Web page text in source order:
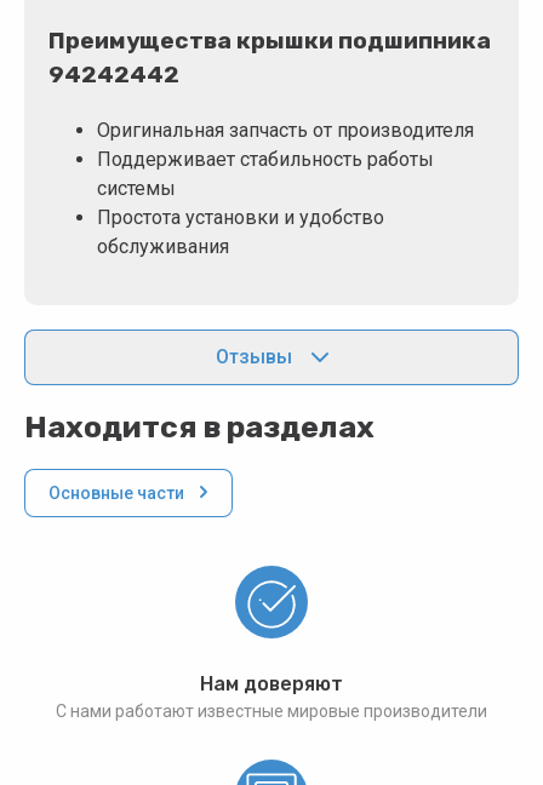
Преимущества крышки подшипника
94242442
Оригинальная запчасть от производителя
Поддерживает стабильность работы
системы
Простота установки и удобство
обслуживания
Отзывы
Находится в разделах
Основные части
Нам доверяют
С нами работают известные мировые производители